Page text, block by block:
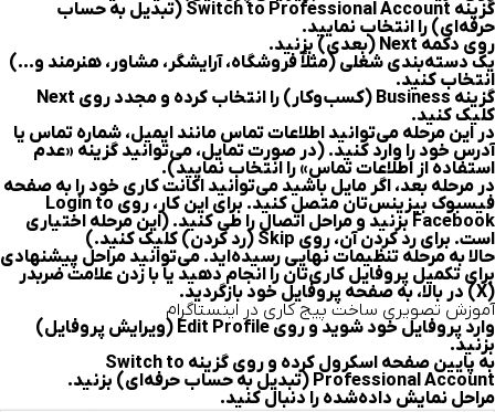
گزینه Switch to Professional Account (تبدیل به حساب
حرفه‌ای) را انتخاب نمایید.
روی دکمه Next (بعدی) بزنید.
یک دسته‌بندی شغلی (مثلاً فروشگاه، آرایشگر، مشاور، هنرمند و…)
انتخاب کنید.
گزینه Business (کسب‌وکار) را انتخاب کرده و مجدد روی Next
کلیک کنید.
در این مرحله می‌توانید اطلاعات تماس مانند ایمیل، شماره تماس یا
آدرس خود را وارد کنید. (در صورت تمایل، می‌توانید گزینه «عدم
استفاده از اطلاعات تماس» را انتخاب نمایید).
در مرحله بعد، اگر مایل باشید می‌توانید اکانت کاری خود را به صفحه
فیسبوک بیزینس‌تان متصل کنید. برای این کار، روی Login to
Facebook بزنید و مراحل اتصال را طی کنید. (این مرحله اختیاری
است. برای رد کردن آن، روی Skip (رد کردن) کلیک کنید.)
حالا به مرحله تنظیمات نهایی رسیده‌اید. می‌توانید مراحل پیشنهادی
برای تکمیل پروفایل کاری‌تان را انجام دهید یا با زدن علامت ضربدر
(X) در بالا، به صفحه پروفایل خود بازگردید.
آموزش تصویری ساخت پیج کاری در اینستاگرام
وارد پروفایل خود شوید و روی Edit Profile (ویرایش پروفایل)
بزنید.
به پایین صفحه اسکرول کرده و روی گزینه Switch to
Professional Account (تبدیل به حساب حرفه‌ای) بزنید.
مراحل نمایش داده‌شده را دنبال کنید.